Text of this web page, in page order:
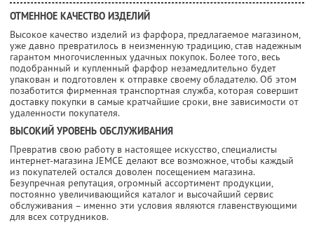
ОТМЕННОЕ КАЧЕСТВО ИЗДЕЛИЙ
Высокое качество изделий из фарфора, предлагаемое магазином,
уже давно превратилось в неизменную традицию, став надежным
гарантом многочисленных удачных покупок. Более того, весь
подобранный и купленный фарфор незамедлительно будет
упакован и подготовлен к отправке своему обладателю. Об этом
позаботится фирменная транспортная служба, которая совершит
доставку покупки в самые кратчайшие сроки, вне зависимости от
удаленности покупателя.
ВЫСОКИЙ УРОВЕНЬ ОБСЛУЖИВАНИЯ
Превратив свою работу в настоящее искусство, специалисты
интернет-магазина JEMCE делают все возможное, чтобы каждый
из покупателей остался доволен посещением магазина.
Безупречная репутация, огромный ассортимент продукции,
постоянно увеличивающийся каталог и высочайший сервис
обслуживания – именно эти условия являются главенствующими
для всех сотрудников.